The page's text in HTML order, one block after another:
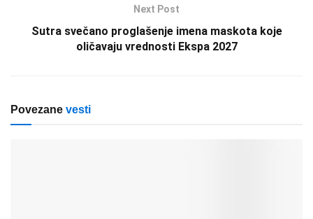
Next Post
Sutra svečano proglašenje imena maskota koje
oličavaju vrednosti Ekspa 2027
Povezane vesti